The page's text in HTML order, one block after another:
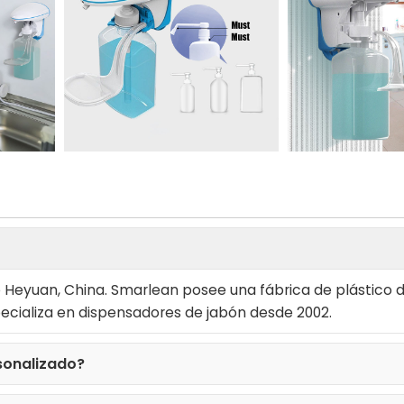
China. Smarlean posee una fábrica de plástico
en dispensadores de jabón desde 2002.